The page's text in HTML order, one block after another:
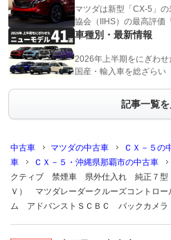
マツダは新型「CX-5」
協会（IIHS）の最高評価
車種別・最新情報
2026年上半期をにぎわ
国産・輸入車を総ざらい
記事一覧
中古車 マツダの中古車 ＣＸ－５の
車
ＣＸ－５・沖縄県那覇市の中古車
クティブ 禁煙車 県外仕入れ 純正７型
Ｖ） マツダレーダークルーズコントロ
ム アドバンストＳＣＢＣ バックカメ